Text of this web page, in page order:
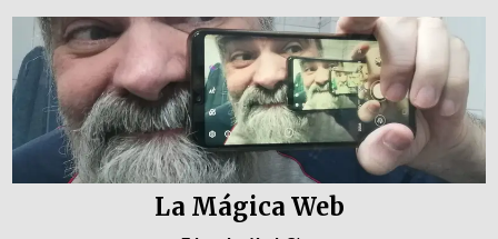
Skip
content
La Mágica Web